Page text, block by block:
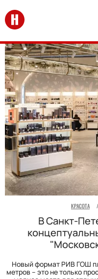
Перейти на главную
КРАСОТА /
В Санкт-
Новый формат РИВ ГОШ
метров – это не только